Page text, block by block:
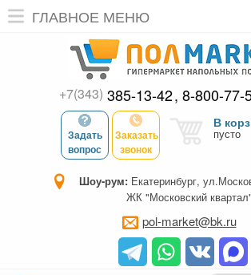
ГЛАВНОЕ МЕНЮ
+7(343) 385-13-42 8-800-77-
Задать
вопрос
Заказать
звонок
В
пусто
Шоу-рум: Екатеринбург,
ЖК "Московский квартал"
pol-market@bk.ru